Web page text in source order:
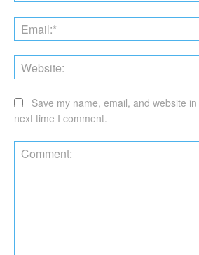
Save my name, email, and website
next time I comment.